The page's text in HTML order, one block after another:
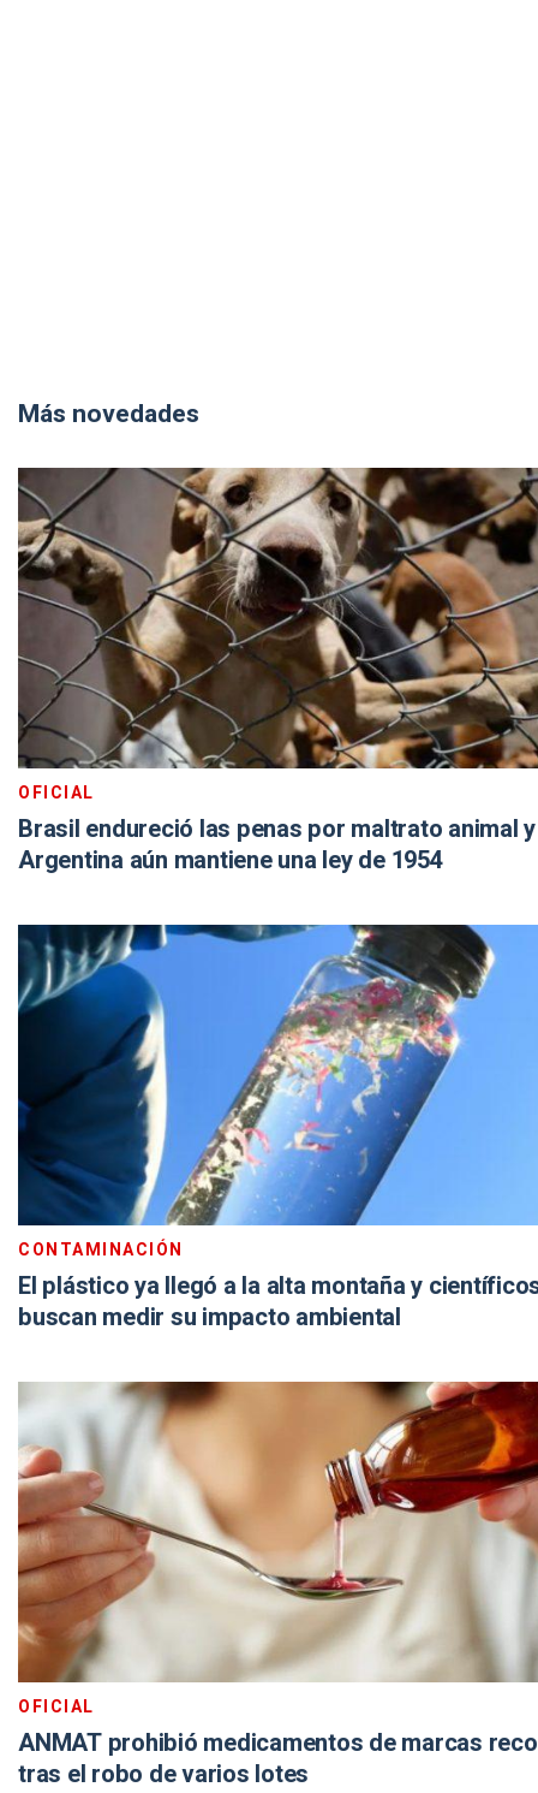
Más novedades
OFICIAL
Brasil endureció las penas por maltrato animal y
Argentina aún mantiene una ley de 1954
CONTAMINACIÓN
El plástico ya llegó a la alta montaña y
buscan medir su impacto ambiental
OFICIAL
ANMAT prohibió medicamentos de marcas
tras el robo de varios lotes